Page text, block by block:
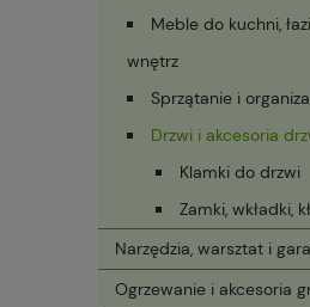
Meble do kuchni,
wnętrz
Sprzątanie i
Drzwi i akcesoria
Klamki do drzwi
Zamki, wkładki,
Narzędzia, warsztat i
Ogrzewanie i akcesoria